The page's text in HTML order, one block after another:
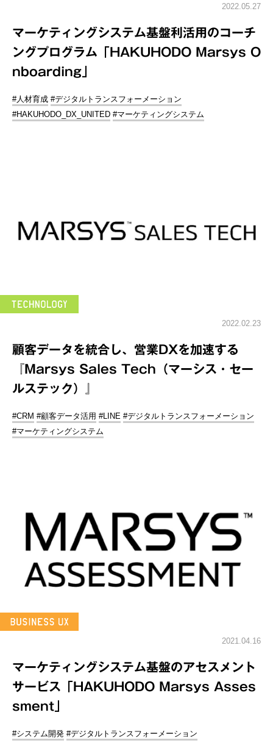
2022.05.27
マーケティングシステム基盤利活用のコーチ
ングプログラム「HAKUHODO Marsys O
nboarding」
#人材育成 #デジタルトランスフォーメーション
#HAKUHODO_DX_UNITED #マーケティングシステム
2022.02.23
顧客データを統合し、営業DXを加速する
『Marsys Sales Tech（マーシス・セー
ルステック）』
#CRM #顧客データ活用 #LINE #デジタルトランスフォーメーション
#マーケティングシステム
2021.04.16
マーケティングシステム基盤のアセスメント
サービス「HAKUHODO Marsys Asses
sment」
#システム開発 #デジタルトランスフォーメーション